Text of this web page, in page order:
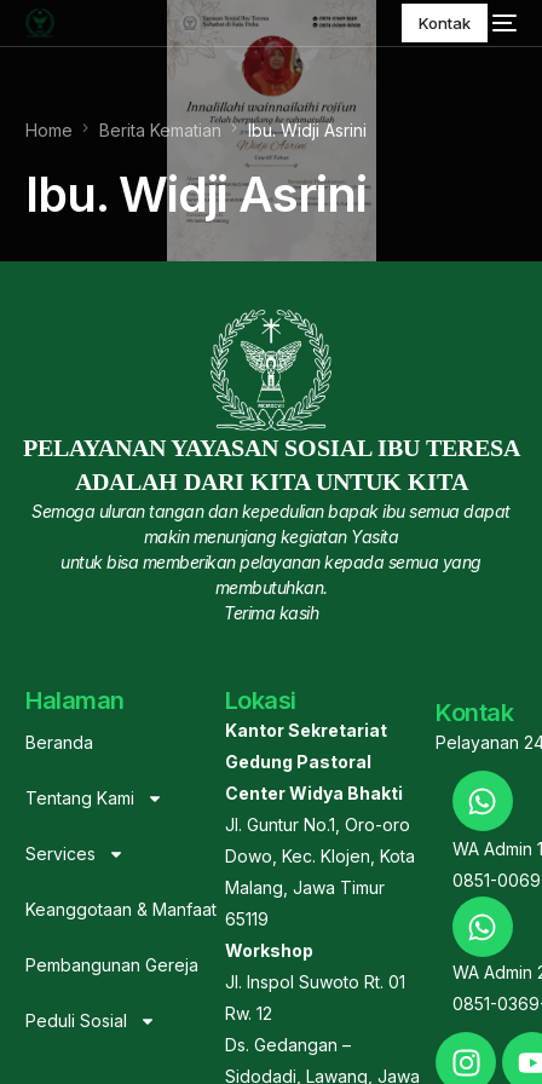
Kontak
Home Berita Kematian Ibu. Widji Asrini
Ibu. Widji Asrini
PELAYANAN YAYASAN SOSIAL IBU TERESA
ADALAH DARI KITA UNTUK KITA
Semoga uluran tangan dan kepedulian bapak ibu semua dapat
makin menunjang kegiatan Yasita
untuk bisa memberikan pelayanan kepada semua yang
membutuhkan.
Terima kasih
Halaman
Beranda
Tentang Kami
Services
Keanggotaan & Manfaat
Pembangunan Gereja
Peduli Sosial
Lokasi
Kantor Sekretariat
Gedung Pastoral
Center Widya Bhakti
Jl. Guntur No.1, Oro-oro
Dowo, Kec. Klojen, Kota
Malang, Jawa Timur
65119
Workshop
Jl. Inspol Suwoto Rt. 01
Rw. 12
Ds. Gedangan –
Sidodadi, Lawang, Jawa
Kontak
Pelayanan
WA Admin 1
0851-
WA Admin
0851-